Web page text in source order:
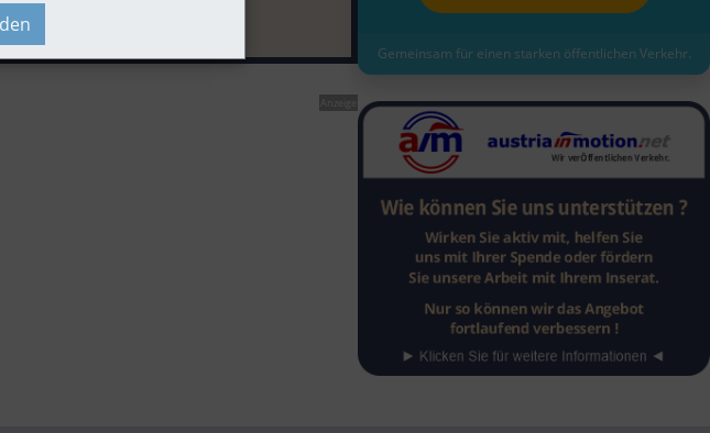
Gemeinsam für einen starken öffentlichen Verkehr.
Anzeige